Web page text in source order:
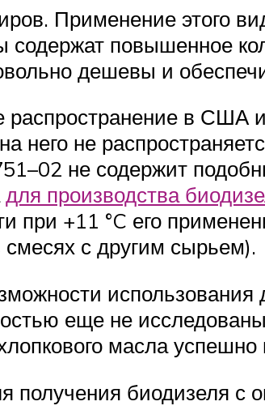
Применение этого
повышенное
дешевы и
в США
него не
не содержит
для производства
при +11 °C его
смесях с другим сырьем).
использования
еще не
масла
получения биодизеля с